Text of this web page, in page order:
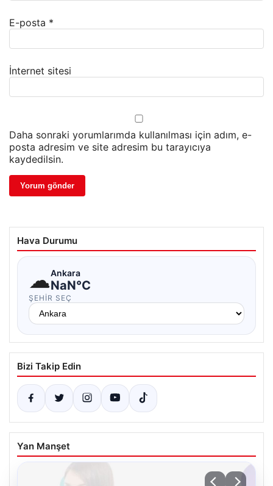
E-posta *
İnternet sitesi
Daha sonraki yorumlarımda kullanılması için adım, e-
posta adresim ve site adresim bu tarayıcıya
kaydedilsin.
Hava Durumu
☁Ankara
NaN°C
ŞEHIR SEÇ
Bizi Takip Edin
Yan Manşet